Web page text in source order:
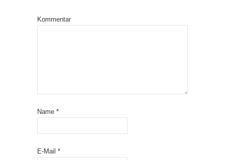
Kommentar
Name *
E-Mail *